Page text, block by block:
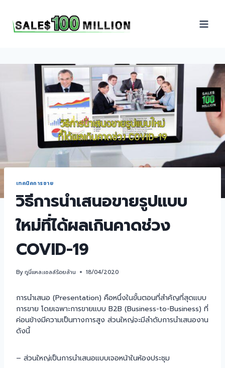
เทคนิคการขาย
วิธีการนำเสนอขายรูปแบบ
ใหม่ที่ได้ผลเกินคาดช่วง
COVID-19
Byกูนี่แหละเซลล์ร้อยล้าน 18/04/2020
การนำเสนอ (Presentation) คือหนึ่งในขั้นตอนที่สำคัญที่สุดแบบ
การขาย โดยเฉพาะการขายแบบ B2B (Business-to-Business) ที่
ค่อนข้างมีความเป็นทางการสูง ส่วนใหญ่จะมีลำดับการนำเสนองาน
ดังนี้
– ส่วนใหญ่เป็นการนำเสนอแบบเจอหน้าในห้องประชุม